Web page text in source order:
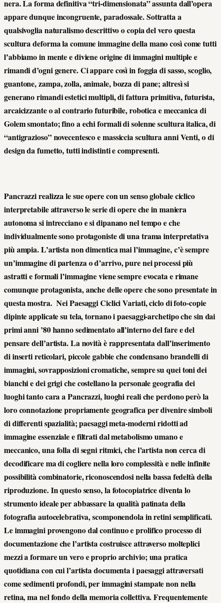
nera. La forma definitiva “tri-dimensionata” assunta dall’opera
appare dunque incongruente, paradossale. Sottratta a
qualsivoglia naturalismo descrittivo o copia del vero questa
scultura deforma la comune immagine della mano così come tutti
l’abbiamo in mente e diviene origine di immagini multiple e
rimandi d’ogni genere. Ci appare così in foggia di sasso, scoglio,
guantone, zampa, zolla, animale, bozza di pane; altresì si
generano rimandi estetici multipli, di fattura primitiva, futurista,
arcaicizzante o al contrario futuribile, robotica e meccanica di
Golem smontato; fino a echi formali di solenne scultura italica, di
“antigrazioso” novecentesco e massiccia scultura anni Venti, o di
design da fumetto, tutti indistinti e compresenti.
Pancrazzi realizza le sue opere con un senso globale ciclico
interpretabile attraverso le serie di opere che in maniera
autonoma si intrecciano e si dipanano nel tempo e che
individualmente sono protagoniste di una trama interpretativa
più ampia. L’artista non dimentica mai l’immagine, c’è sempre
un’immagine di partenza o d’arrivo, pure nei processi più
astratti e formali l’immagine viene sempre evocata e rimane
comunque protagonista, anche delle opere che sono presentate in
questa mostra. Nei Paesaggi Ciclici Variati, ciclo di foto-copie
dipinte applicate su tela, tornano i paesaggi-archetipo che sin dai
primi anni ’80 hanno sedimentato all’interno del fare e del
pensare dell’artista. La novità è rappresentata dall’inserimento
di inserti reticolari, piccole gabbie che condensano brandelli di
immagini, sovrapposizioni cromatiche, sempre su quei toni dei
bianchi e dei grigi che costellano la personale geografia dei
luoghi tanto cara a Pancrazzi, luoghi reali che perdono però la
loro connotazione propriamente geografica per divenire simboli
di differenti spazialità; paesaggi meta-moderni ridotti ad
immagine essenziale e filtrati dal metabolismo umano e
meccanico, una folla di segni ritmici, che l’artista non cerca di
decodificare ma di cogliere nella loro complessità e nelle infinite
possibilità combinatorie, riconoscendosi nella bassa fedeltà della
riproduzione. In questo senso, la fotocopiatrice diventa lo
strumento ideale per abbassare la qualità patinata della
fotografia autocelebrativa, scomponendola in retini semplificati.
Le immagini provengono dal continuo e prolifico processo di
documentazione che l’artista costruisce attraverso molteplici
mezzi a formare un vero e proprio archivio; una pratica
quotidiana con cui l’artista documenta i paesaggi attraversati
come sedimenti profondi, per immagini stampate non nella
retina, ma nel fondo della memoria collettiva. Frequentemente